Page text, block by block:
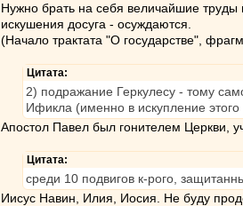
Нужно брать на себя величайшие
искушения досуга - осуждаются.
(Начало трактата "О государстве",
Цитата:
2) подражание Геркулесу - тому
Ификла (именно в искупление
Апостол Павел был гонителем Церкви,
Цитата:
среди 10 подвигов к-рого,
Иисус Навин, Илия, Иосия. Не буду